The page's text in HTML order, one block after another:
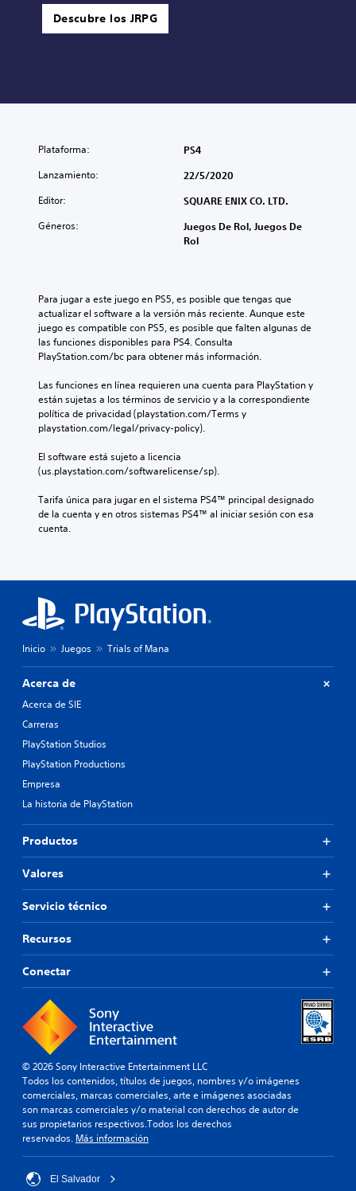
Descubre los JRPG
Plataforma: PS4
Lanzamiento: 22/5/2020
Editor: SQUARE ENIX CO. LTD.
Géneros:
Juegos De Rol, Juegos De
Rol
Para jugar a este juego en PS5, es posible que tengas que
actualizar el software a la versión más reciente. Aunque este
juego es compatible con PS5, es posible que falten algunas de
las funciones disponibles para PS4. Consulta
PlayStation.com/bc para obtener más información.
Las funciones en línea requieren una cuenta para PlayStation y
están sujetas a los términos de servicio y a la correspondiente
política de privacidad (playstation.com/Terms y
playstation.com/legal/privacy-policy).
El software está sujeto a licencia
(us.playstation.com/softwarelicense/sp).
Tarifa única para jugar en el sistema PS4™ principal designado
de la cuenta y en otros sistemas PS4™ al iniciar sesión con esa
cuenta.
Inicio Juegos Trials of Mana
Acerca de
Acerca de SIE
Carreras
PlayStation Studios
PlayStation Productions
Empresa
La historia de PlayStation
Productos
Valores
Servicio técnico
Recursos
Conectar
© 2026 Sony Interactive Entertainment LLC
Todos los contenidos, títulos de juegos, nombres y/o imágenes
comerciales, marcas comerciales, arte e imágenes asociadas
son marcas comerciales y/o material con derechos de autor de
sus propietarios respectivos.Todos los derechos
reservados. Más información
El Salvador